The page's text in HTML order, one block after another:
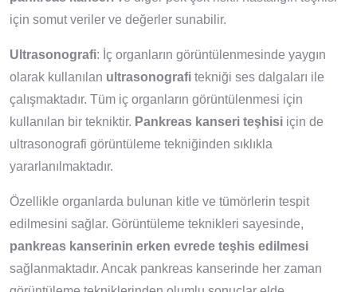
için somut veriler ve değerler sunabilir.
Ultrasonografi: İç organların görüntülenmesinde yaygın
olarak kullanılan ultrasonografi tekniği ses dalgaları ile
çalışmaktadır. Tüm iç organların görüntülenmesi için
kullanılan bir tekniktir. Pankreas kanseri teşhisi için de
ultrasonografi görüntüleme tekniğinden sıklıkla
yararlanılmaktadır.
Özellikle organlarda bulunan kitle ve tümörlerin tespit
edilmesini sağlar. Görüntüleme teknikleri sayesinde,
pankreas kanserinin erken evrede teşhis edilmesi
sağlanmaktadır. Ancak pankreas kanserinde her zaman